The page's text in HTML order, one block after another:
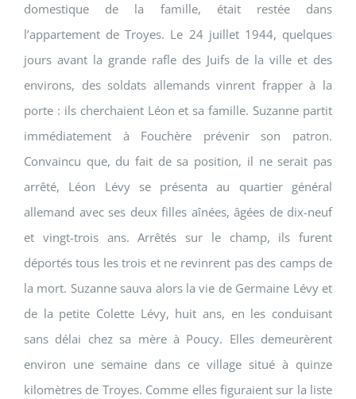
domestique de la famille, était restée dans
l’appartement de Troyes. Le 24 juillet 1944, quelques
jours avant la grande rafle des Juifs de la ville et des
environs, des soldats allemands vinrent frapper à la
porte : ils cherchaient Léon et sa famille. Suzanne partit
immédiatement à Fouchère prévenir son patron.
Convaincu que, du fait de sa position, il ne serait pas
arrêté, Léon Lévy se présenta au quartier général
allemand avec ses deux filles aînées, âgées de dix-neuf
et vingt-trois ans. Arrêtés sur le champ, ils furent
déportés tous les trois et ne revinrent pas des camps de
la mort. Suzanne sauva alors la vie de Germaine Lévy et
de la petite Colette Lévy, huit ans, en les conduisant
sans délai chez sa mère à Poucy. Elles demeurèrent
environ une semaine dans ce village situé à quinze
kilomètres de Troyes. Comme elles figuraient sur la liste